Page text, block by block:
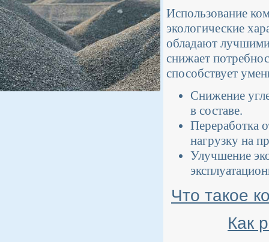
Использование
экологические
обладают
снижает
способствует
Снижение
в составе.
Переработка
нагрузку на
Улучшение
Что такое
Как